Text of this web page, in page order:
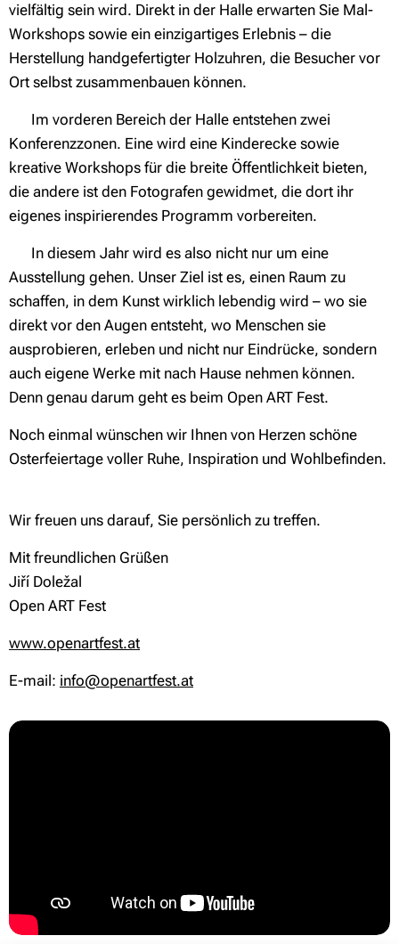
vielfältig sein wird. Direkt in der Halle erwarten Sie Mal-
Workshops sowie ein einzigartiges Erlebnis – die
Herstellung handgefertigter Holzuhren, die Besucher vor
Ort selbst zusammenbauen können.
✍ Im vorderen Bereich der Halle entstehen zwei
Konferenzzonen. Eine wird eine Kinderecke sowie
kreative Workshops für die breite Öffentlichkeit bieten,
die andere ist den Fotografen gewidmet, die dort ihr
eigenes inspirierendes Programm vorbereiten.
✍ In diesem Jahr wird es also nicht nur um eine
Ausstellung gehen. Unser Ziel ist es, einen Raum zu
schaffen, in dem Kunst wirklich lebendig wird – wo sie
direkt vor den Augen entsteht, wo Menschen sie
ausprobieren, erleben und nicht nur Eindrücke, sondern
auch eigene Werke mit nach Hause nehmen können.
Denn genau darum geht es beim Open ART Fest.
Noch einmal wünschen wir Ihnen von Herzen schöne
Osterfeiertage voller Ruhe, Inspiration und Wohlbefinden.
Wir freuen uns darauf, Sie persönlich zu treffen.
Mit freundlichen Grüßen
Jiří Doležal
Open ART Fest
www.openartfest.at
E-mail: info@openartfest.at